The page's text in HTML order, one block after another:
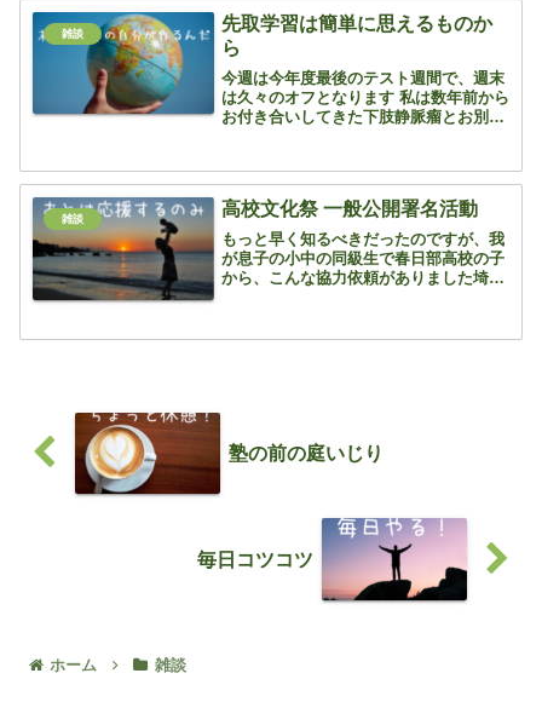
雑談
先取学習は簡単に思えるものか
ら
今週は今年度最後のテスト週間で、週末
は久々のオフとなります 私は数年前から
お付き合いしてきた下肢静脈瘤とお別れ
新年度の準備ということになります
雑談 高校文化祭 一般公開署名活動
もっと早く知るべきだったのですが、我
が息子の小中の同級生で春日部高校の子
から、こんな協力依頼がありました埼玉
日部高校の有志生徒が始めた活動を生徒
塾の前の庭いじり
毎日コツコツ
ホーム 雑談